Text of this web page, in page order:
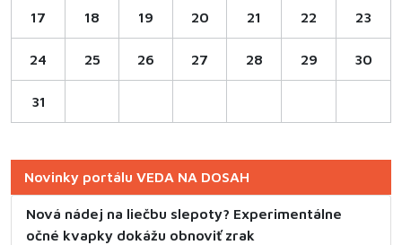
17 18 19 20 21 22 23
24 25 26 27 28 29 30
31
Novinky portálu VEDA NA DOSAH
Nová nádej na liečbu slepoty? Experimentálne
očné kvapky dokážu obnoviť zrak